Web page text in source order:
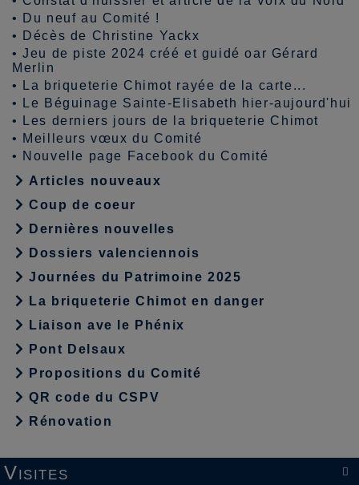
•
Du neuf au Comité !
•
Décès de Christine Yackx
•Jeu de piste 2024 créé et guidé oar Gérard
Merlin
•
La briqueterie Chimot rayée de la carte...
•
Le Béguinage Sainte-Elisabeth hier-aujourd'hui
•
Les derniers jours de la briqueterie Chimot
• Meilleurs vœux du Comité
• Nouvelle page Facebook du Comité
Articles nouveaux
Coup de coeur
Dernières nouvelles
Dossiers valenciennois
Journées du Patrimoine 2025
La briqueterie Chimot en danger
Liaison ave le Phénix
Pont Delsaux
Propositions du Comité
QR code du CSPV
Rénovation

Visites